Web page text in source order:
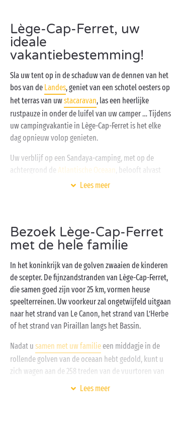
Lège-Cap-Ferret, uw
ideale
vakantiebestemming!
Sla uw tent op in de schaduw van de dennen van het
bos van de Landes, geniet van een schotel oesters op
het terras van uwstacaravan, las een heerlijke
rustpauze in onder de luifel van uw camper … Tijdens
uw campingvakantie in Lège-Cap-Ferret is het elke
dag opnieuw volop genieten.
Uw verblijf op een Sandaya-camping, met op de
achtergrond de Atlantische Oceaan
, belooft alvast
een en al avontuur te worden. Dankzij de vele
verwarmde zwembadenvan het aquapark, speel een
partijtje petanque met uw hele familie, organiseer
honger naar avontuur nog niet gestild? Zet dan maar
koers naar het vogeleiland, de zandbank van Arguin,
of het majestueuze Duin van Pilat!
Lees meer
Bezoek Lège-Cap-Ferret
met de hele familie
In het koninkrijk van de golven zwaaien de kinderen
de scepter. De fijnzandstranden van Lège-Cap-Ferret,
die samen goed zijn voor 25 km, vormen heuse
speelterreinen. Uw voorkeur zal ongetwijfeld uitgaan
naar het strand van Le Canon, het strand van L’Herbe
of het strand van Piraillan langs het Bassin.
Nadat u samen met uw familieeen middagje in de
rollende golven van de oceaan hebt gedold, kunt u
zich wagen aan de 258 treden van de vuurtoren van
Lège-Cap-Ferret. Boven is het genieten van het
Lees meer